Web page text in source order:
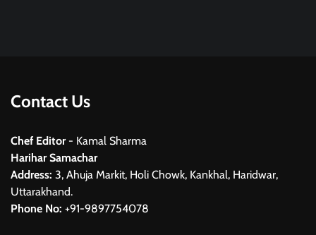
Contact Us
Chef Editor- Kamal Sharma
Harihar Samachar
Address: 3, Ahuja Markit, Holi Chowk, Kankhal, Haridwar,
Uttarakhand.
Phone No: +91-9897754078